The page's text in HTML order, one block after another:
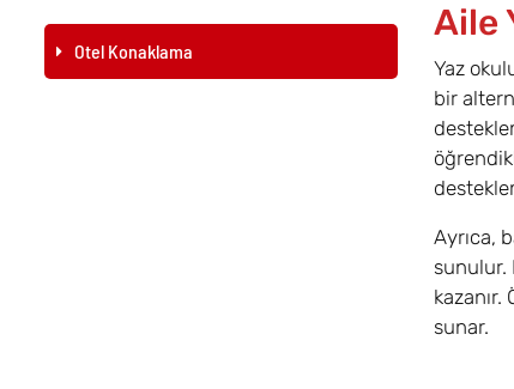
Otel Konaklama
Aile
Yaz
bir
Ayrıca,
sunulur.
sunar.